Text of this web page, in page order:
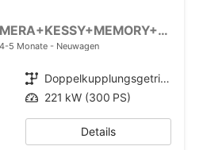
VZ Tribe Edition KAMERA+KESSY+MEMORY+SHZ+ACC+PDC+LED+19" ALU
5 Monate Neuwagen
Getriebe
Doppelkupplungsgetriebe (DSG)
Leistung 221 kW (300 PS)
Details